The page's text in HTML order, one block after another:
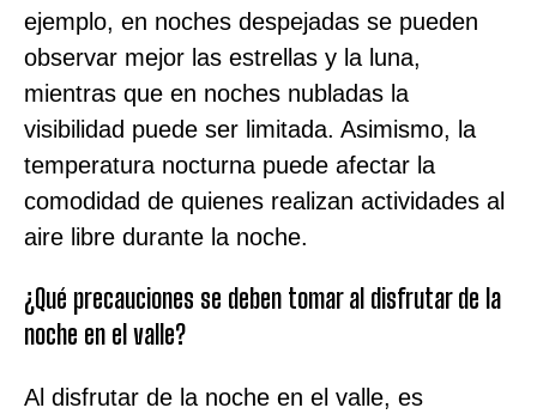
ejemplo, en noches despejadas se pueden
observar mejor las estrellas y la luna,
mientras que en noches nubladas la
visibilidad puede ser limitada. Asimismo, la
temperatura nocturna puede afectar la
comodidad de quienes realizan actividades al
aire libre durante la noche.
¿Qué precauciones se deben tomar al disfrutar de la
noche en el valle?
Al disfrutar de la noche en el valle, es